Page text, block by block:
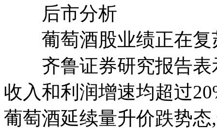
后市分析
葡萄酒股业绩正在复
齐鲁证券研究报告表
收入和利润增速均超过
葡萄酒延续量升价跌势